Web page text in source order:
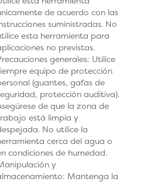
de acuerdo con las
suministradas. No
esta herramienta para
no previstas.
generales: Utilice
equipo de protección
(guantes, gafas de
protección auditiva).
de que la zona de
está limpia y
No utilice la
cerca del agua o
condiciones de humedad.
y
Mantenga la